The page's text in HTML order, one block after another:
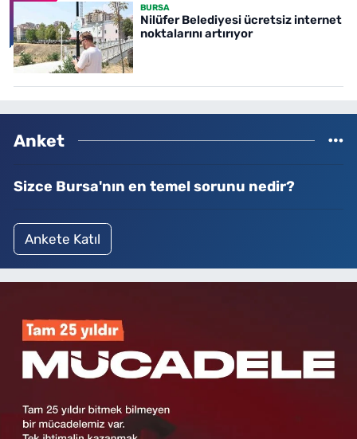
BURSA
Nilüfer Belediyesi ücretsiz internet
noktalarını artırıyor
Anket
Sizce Bursa'nın en temel sorunu nedir?
Ankete Katıl